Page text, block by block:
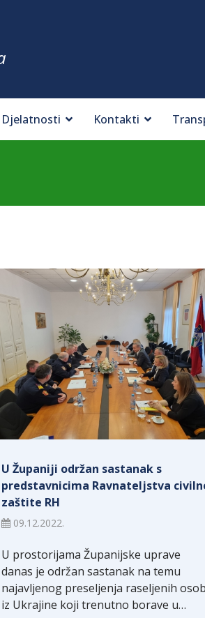
Djelatnosti Kontakti
U Županiji održan sastanak s
predstavnicima Ravnateljstva
zaštite RH
09.12.2022.
U prostorijama Županijske uprave
danas je održan sastanak na temu
najavljenog preseljenja raseljenih
iz Ukrajine koji trenutno borave u…